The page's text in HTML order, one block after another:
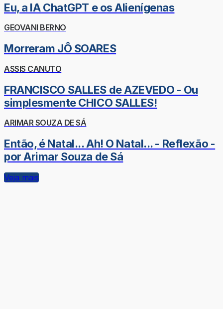
Eu, a IA ChatGPT e os Alienígenas
GEOVANI BERNO
Morreram JÔ SOARES
ASSIS CANUTO
FRANCISCO SALLES de AZEVEDO - Ou
simplesmente CHICO SALLES!
ARIMAR SOUZA DE SÁ
Então, é Natal... Ah! O Natal... - Reflexão -
por Arimar Souza de Sá
Veja mais